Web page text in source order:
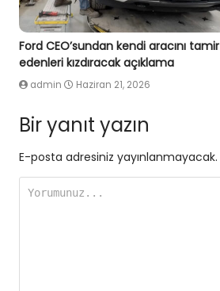
Ford CEO’sundan kendi aracını tamir
edenleri kızdıracak açıklama
admin Haziran 21, 2026
Bir yanıt yazın
E-posta adresiniz yayınlanmayacak.